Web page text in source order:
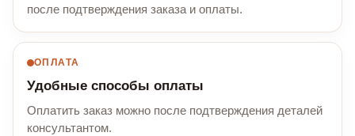
после подтверждения заказа и оплаты.
ОПЛАТА
Удобные способы оплаты
Оплатить заказ можно после подтверждения деталей
консультантом.